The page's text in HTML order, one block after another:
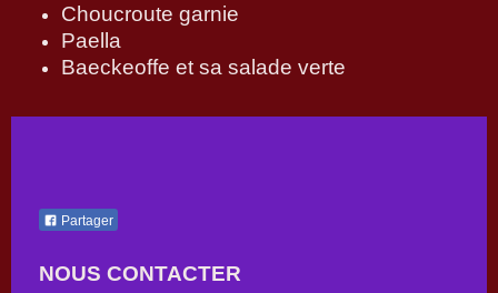
Choucroute garnie
Paella
Baeckeoffe et sa salade verte
Partager
NOUS CONTACTER